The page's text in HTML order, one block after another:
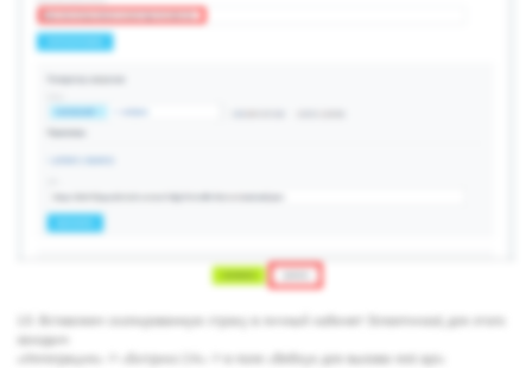
10. Вставляем скопированную строку в личный кабинет Streamwood, для этого
заходим
«Интеграция» -> «Битрикс-24» -> в поле «Вебхук для вызова rest api»